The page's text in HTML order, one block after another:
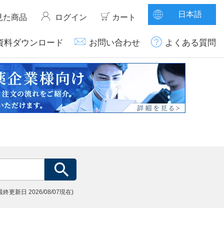
た商品 ログイン カート 日本語
料ダウンロード お問い合わせ よくある質問
終更新日 2026/08/07現在)